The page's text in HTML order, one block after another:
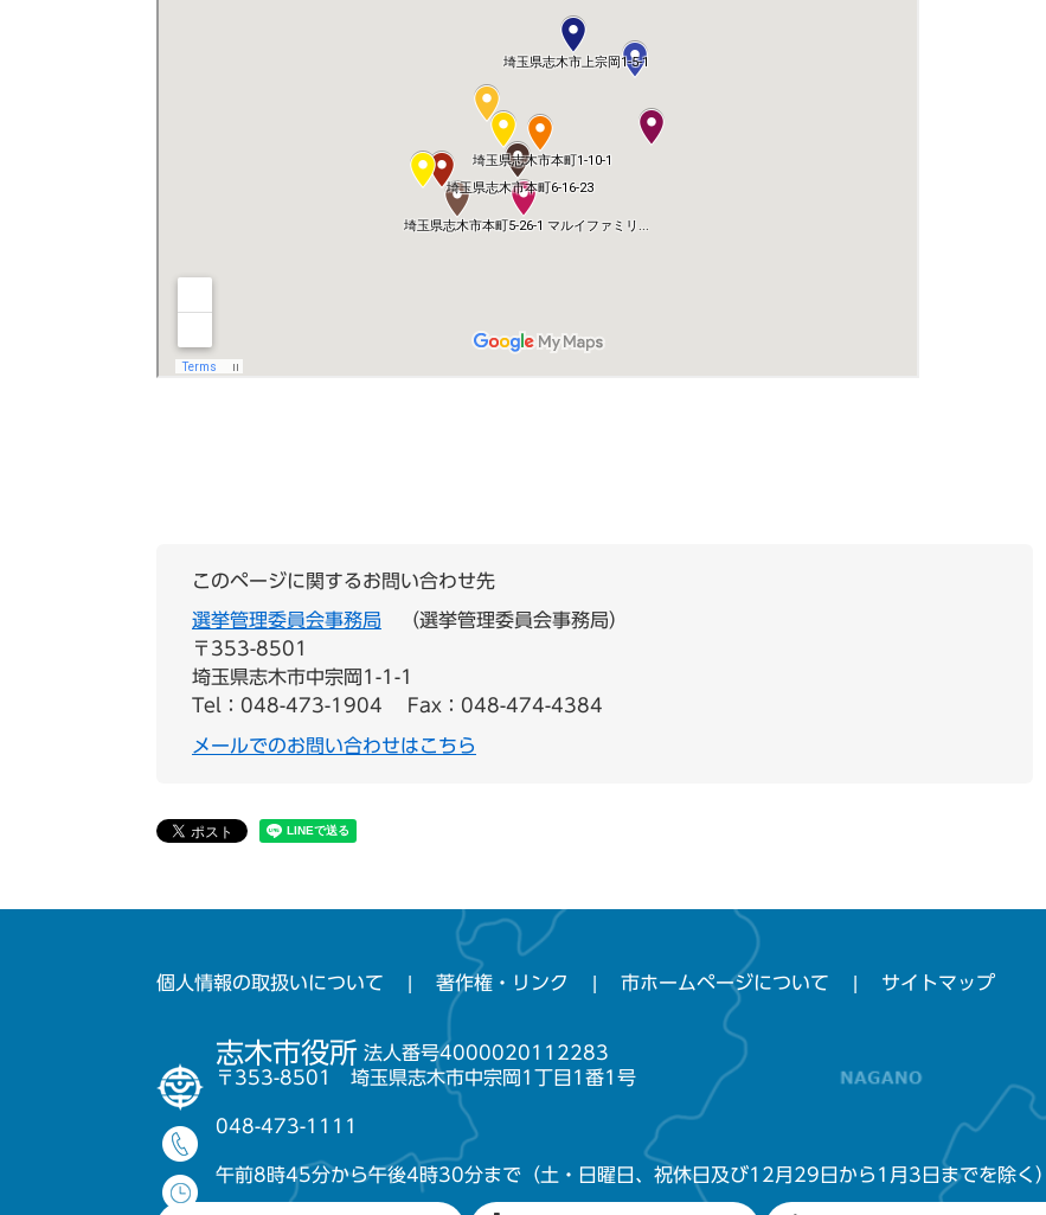
このページに関するお問い合わせ先
選挙管理委員会事務局
選挙管理委員会事務局
〒353-8501
埼玉県志木市中宗岡1-1-1
Tel：048-473-1904
Fax：048-474-4384
メールでのお問い合わせはこちら
個人情報の取扱いについて 著作権・リンク 市ホームページについて サイトマップ
志木市役所 法人番号4000020112283
〒353-8501 埼玉県志木市中宗岡1丁目1番1号
048-473-1111
午前8時45分から午後4時30分まで（土・日曜日、祝休日及び12月29日から1月3日までを除く）